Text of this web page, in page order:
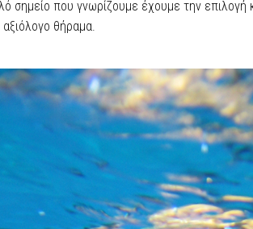
σημείο που γνωρίζουμε έχουμε την επιλογή
αξιόλογο θήραμα.